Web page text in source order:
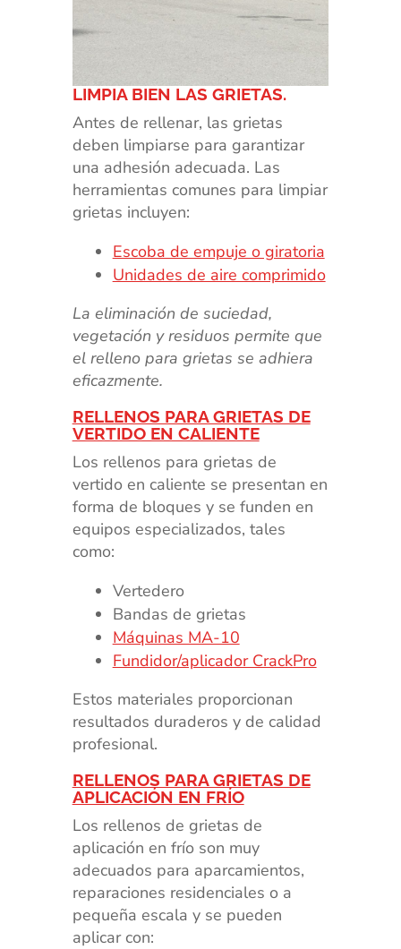
LIMPIA BIEN LAS GRIETAS.
Antes de rellenar, las grietas
deben limpiarse para garantizar
una adhesión adecuada. Las
herramientas comunes para limpiar
grietas incluyen:
Escoba de empuje o giratoria
Unidades de aire comprimido
La eliminación de suciedad,
vegetación y residuos permite que
el relleno para grietas se adhiera
eficazmente.
RELLENOS PARA GRIETAS DE
VERTIDO EN CALIENTE
Los rellenos para grietas de
vertido en caliente se presentan en
forma de bloques y se funden en
equipos especializados, tales
como:
Vertedero
Bandas de grietas
Máquinas MA-10
Fundidor/aplicador CrackPro
Estos materiales proporcionan
resultados duraderos y de calidad
profesional.
RELLENOS PARA GRIETAS DE
APLICACIÓN EN FRÍO
Los rellenos de grietas de
aplicación en frío son muy
adecuados para aparcamientos,
reparaciones residenciales o a
pequeña escala y se pueden
aplicar con: